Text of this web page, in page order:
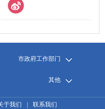
市政府工作部门
其他
于我们
联系我们